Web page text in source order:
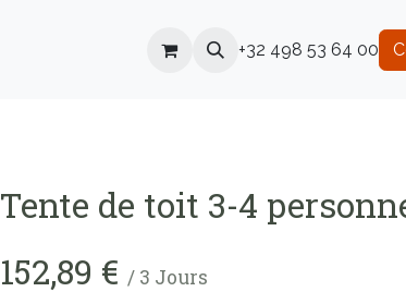
+32 498 53 64 00
Tente de toit 3-4
152,89 € / 3 Jours